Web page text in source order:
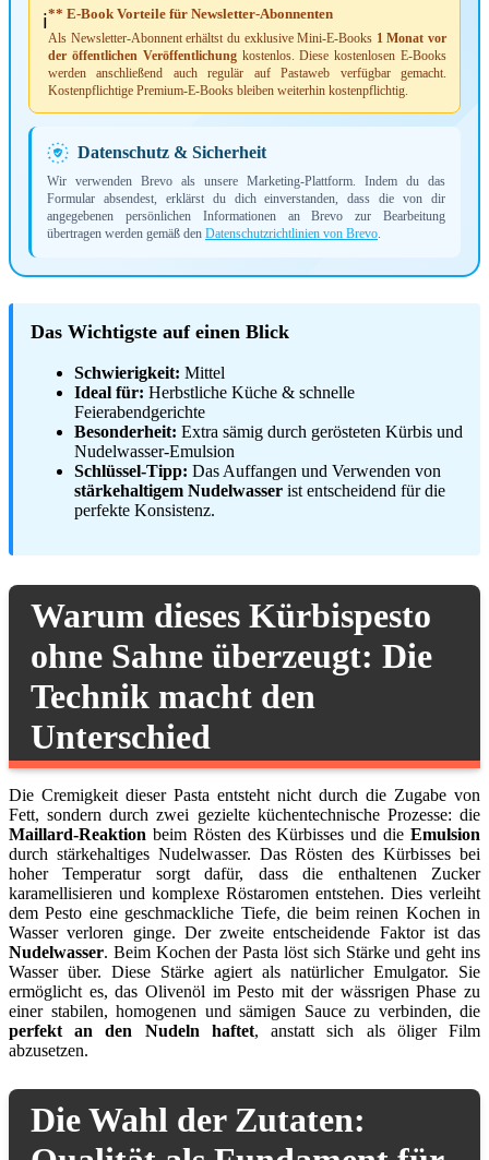
ℹ️** E-Book Vorteile für Newsletter-Abonnenten
Als Newsletter-Abonnent erhältst du exklusive Mini-E-Books 1 Monat vor
der öffentlichen Veröffentlichungkostenlos. Diese kostenlosen E-Books
werden anschließend auch regulär auf Pastaweb verfügbar gemacht.
Kostenpflichtige Premium-E-Books bleiben weiterhin kostenpflichtig.
Datenschutz & Sicherheit
Wir verwenden Brevo als unsere Marketing-Plattform. Indem du das
Formular absendest, erklärst du dich einverstanden, dass die von dir
angegebenen persönlichen Informationen an Brevo zur Bearbeitung
übertragen werden gemäß den Datenschutzrichtlinien von Brevo.
Das Wichtigste auf einen Blick
Schwierigkeit: Mittel
Ideal für: Herbstliche Küche & schnelle
Feierabendgerichte
Besonderheit: Extra sämig durch gerösteten Kürbis und
Nudelwasser-Emulsion
Schlüssel-Tipp: Das Auffangen und Verwenden von
stärkehaltigem Nudelwasser ist entscheidend für die
perfekte Konsistenz.
Warum dieses Kürbispesto
ohne Sahne überzeugt: Die
Technik macht den
Unterschied
Die Cremigkeit dieser Pasta entsteht nicht durch die Zugabe von
Fett, sondern durch zwei gezielte küchentechnische Prozesse: die
Maillard-Reaktion beim Rösten des Kürbisses und die Emulsion
durch stärkehaltiges Nudelwasser. Das Rösten des Kürbisses bei
hoher Temperatur sorgt dafür, dass die enthaltenen Zucker
karamellisieren und komplexe Röstaromen entstehen. Dies verleiht
dem Pesto eine geschmackliche Tiefe, die beim reinen Kochen in
Wasser verloren ginge. Der zweite entscheidende Faktor ist das
Nudelwasser. Beim Kochen der Pasta löst sich Stärke und geht ins
Wasser über. Diese Stärke agiert als natürlicher Emulgator. Sie
ermöglicht es, das Olivenöl im Pesto mit der wässrigen Phase zu
einer stabilen, homogenen und sämigen Sauce zu verbinden, die
perfekt an den Nudeln haftet, anstatt sich als öliger Film
abzusetzen.
Die Wahl der Zutaten: